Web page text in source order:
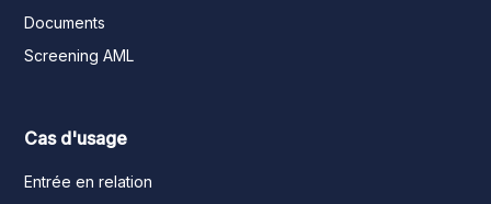
Documents
Screening AML
Cas d'usage
Entrée en relation